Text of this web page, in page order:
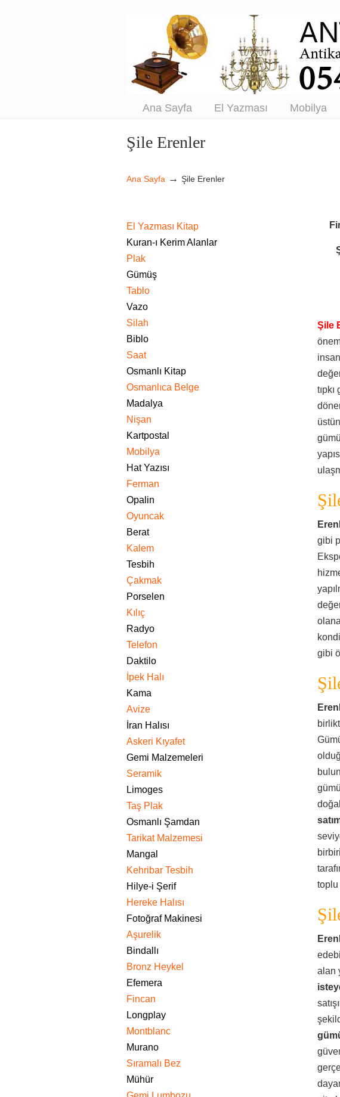
Antikacı
Satım
Ana Sayfa El Yazması Mobilya
Navigation
Şile Erenler
Ana Sayfa → Şile Erenler
Şile
gibi
gibi
toplu
alan
El Yazması Kitap
Kuran-ı Kerim Alanlar
Plak
Gümüş
Tablo
Vazo
Silah
Biblo
Saat
Osmanlı Kitap
Osmanlıca Belge
Madalya
Nişan
Kartpostal
Mobilya
Hat Yazısı
Ferman
Opalin
Oyuncak
Berat
Kalem
Tesbih
Çakmak
Porselen
Kılıç
Radyo
Telefon
Daktilo
İpek Halı
Kama
Avize
İran Halısı
Askeri Kıyafet
Gemi Malzemeleri
Seramik
Limoges
Taş Plak
Osmanlı Şamdan
Tarikat Malzemesi
Mangal
Kehribar Tesbih
Hilye-i Şerif
Hereke Halısı
Fotoğraf Makinesi
Aşurelik
Bindallı
Bronz Heykel
Efemera
Fincan
Longplay
Montblanc
Murano
Sıramalı Bez
Mühür